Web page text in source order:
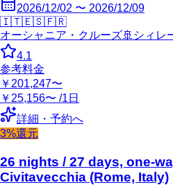
2026/12/02 〜 2026/12/09
🇮🇹🇪🇸🇫🇷
オーシャニア・クルーズ🚢 シィレ
4.1
参考料金
￥201,247〜
￥25,156〜 /1日
詳細・予約へ
3%還元
26 nights / 27 days, one-
Civitavecchia (Rome, Italy)